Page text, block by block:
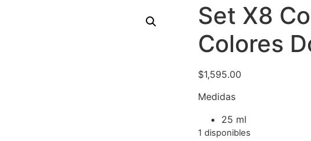
Set X8
Colores
$1,595.00
Medidas
25 ml
1 disponibles